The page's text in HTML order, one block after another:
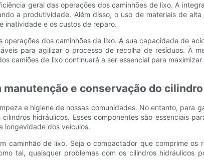
geral das operações dos caminhões de lixo. A
a produtividade. Além disso, o uso de materiais de
inatividade e os custos de reparo.
dos caminhões de lixo. A sua capacidade de
​​para agilizar o processo de recolha de resíduos. À
camiões de lixo continuará a ser essencial para
e conservação do
e higiene de nossas comunidades. No entanto, para
hidráulicos. Esses componentes são essenciais
longevidade dos veículos.
caminhão de lixo. Seja o compactador que comprime os
tal, quaisquer problemas com os cilindros hidráulicos